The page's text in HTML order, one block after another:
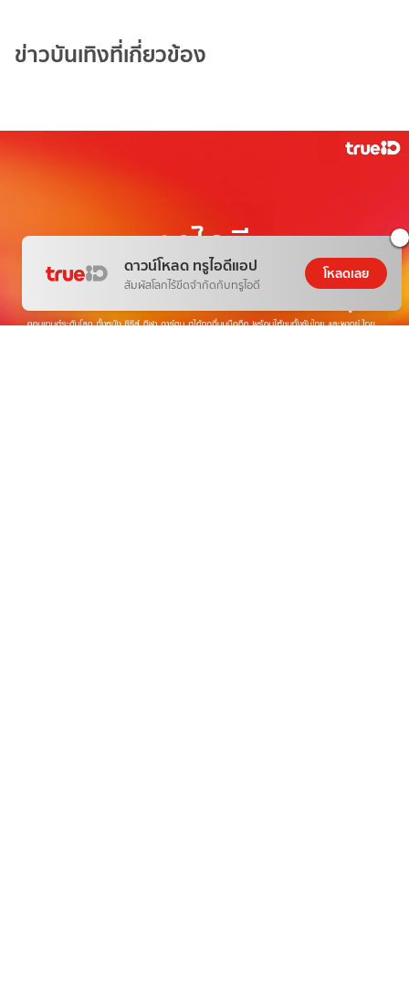
ข่าวบันเทิงที่เกี่ยวข้อง
ดาวน์โหลด ทรูไอดีแอป
สัมผัสโลกไร้ขีดจำกัดกับทรูไอดี
โหลดเลย